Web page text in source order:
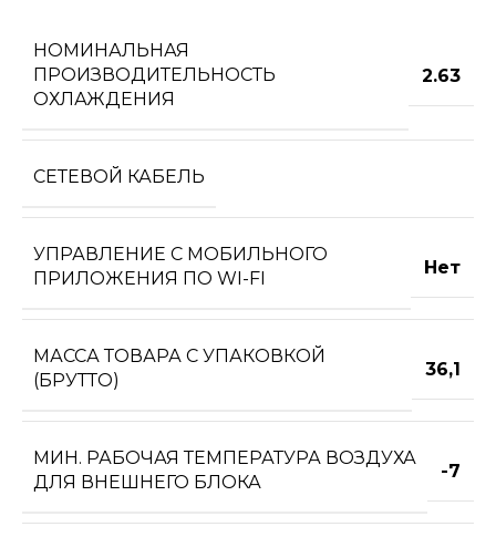
НОМИНАЛЬНАЯ
ПРОИЗВОДИТЕЛЬНОСТЬ
ОХЛАЖДЕНИЯ
2.63
СЕТЕВОЙ КАБЕЛЬ
УПРАВЛЕНИЕ C МОБИЛЬНОГО
ПРИЛОЖЕНИЯ ПО WI-FI
Нет
МАССА ТОВАРА С УПАКОВКОЙ
(БРУТТО)
36,1
МИН. РАБОЧАЯ ТЕМПЕРАТУРА ВОЗДУХА
ДЛЯ ВНЕШНЕГО БЛОКА
-7